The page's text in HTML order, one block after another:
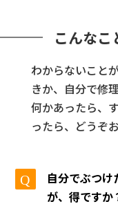
こんなこ
わからないこと
きか、自分で修
何かあったら、
ったら、どうぞ
自分でぶつ
が、得です